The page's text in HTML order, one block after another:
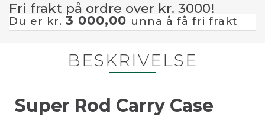
Fri frakt på ordre over kr. 3000!
Du er kr. 3 000,00 unna å få fri frakt
BESKRIVELSE
Super Rod Carry Case